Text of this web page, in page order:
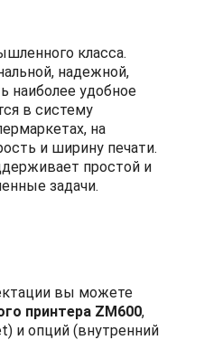
класса.
надежной,
наиболее удобное
в систему
на
и ширину печати.
простой и
задачи.
вы можете
принтера ZM600,
и опций (внутренний